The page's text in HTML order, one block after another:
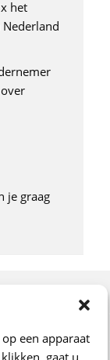
een apparaat
gaat u
het
je graag